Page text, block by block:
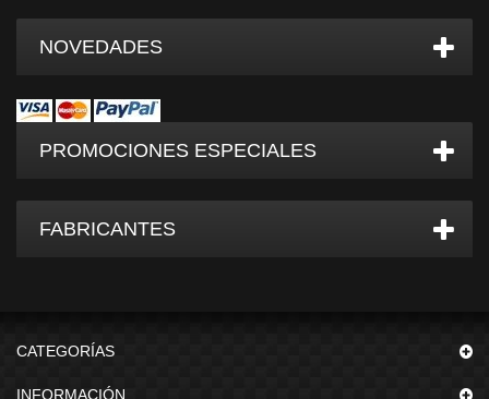
NOVEDADES
PROMOCIONES ESPECIALES
FABRICANTES
CATEGORÍAS
INFORMACIÓN